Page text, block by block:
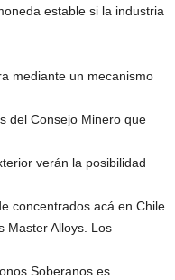
estable si la industria
mediante un mecanismo
del Consejo Minero que
verán la posibilidad
concentrados acá en Chile
Master Alloys. Los
Soberanos es